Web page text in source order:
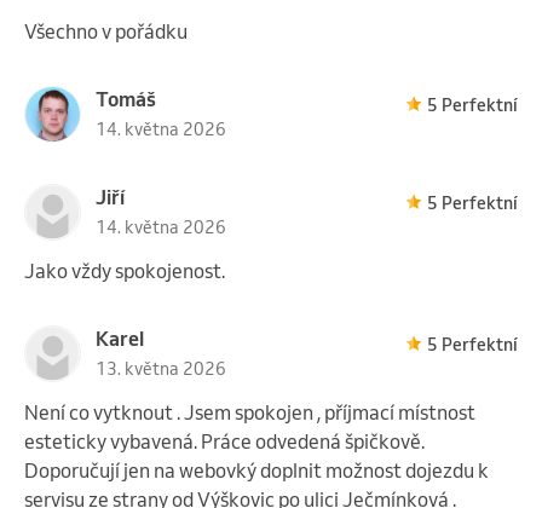
Všechno v pořádku
Tomáš
14. května 2026
5 Perfektní
Jiří
14. května 2026
5 Perfektní
Jako vždy spokojenost.
Karel
13. května 2026
5 Perfektní
Není co vytknout . Jsem spokojen , příjmací místnost
esteticky vybavená. Práce odvedená špičkově.
Doporučují jen na webovký doplnit možnost dojezdu k
servisu ze strany od Výškovic po ulici Ječmínková .